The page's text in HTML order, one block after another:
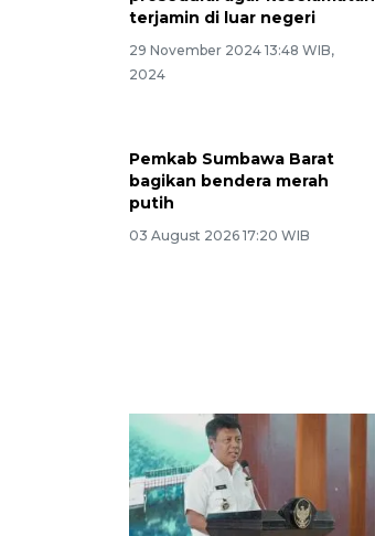
terjamin di luar negeri
29 November 2024 13:48 WIB,
2024